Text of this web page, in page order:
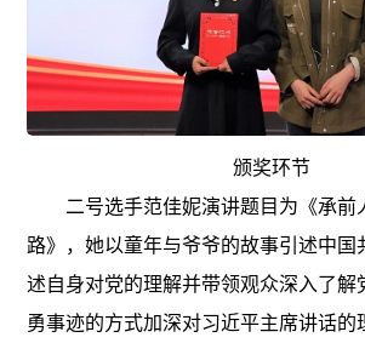
颁奖环节
二号选手范佳妮演讲题目为《承前
路》，她以童年与爷爷的故事引述中国
述自身对党的理解并带领观众深入了解
勇事迹的方式加深对习近平主席讲话的